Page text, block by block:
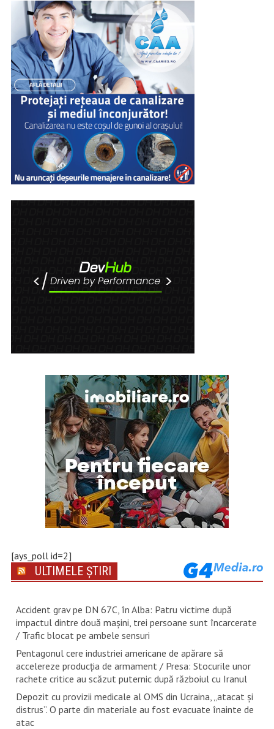
[ays_poll id=2]
ULTIMELE ȘTIRI
Accident grav pe DN 67C, în Alba: Patru victime după
impactul dintre două mașini, trei persoane sunt încarcerate
/ Trafic blocat pe ambele sensuri
Pentagonul cere industriei americane de apărare să
accelereze producția de armament / Presa: Stocurile unor
rachete critice au scăzut puternic după războiul cu Iranul
Depozit cu provizii medicale al OMS din Ucraina, „atacat și
distrus”. O parte din materiale au fost evacuate înainte de
atac